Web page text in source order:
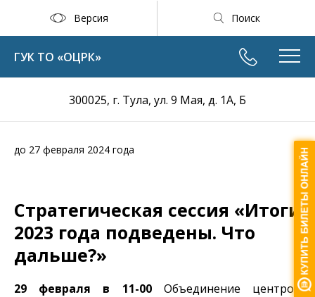
Версия Поиск
300025, г. Тула, ул. 9 Мая, д. 1А, Б
ГУК ТО «ОЦРК»
до 27 февраля 2024 года
Стратегическая сессия «Итоги
2023 года подведены. Что
дальше?»
29 февраля в 11-00Объединение центров